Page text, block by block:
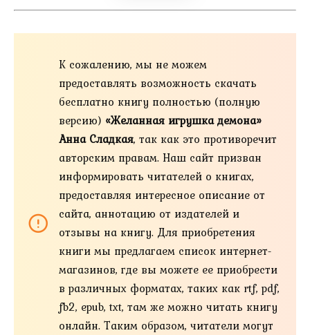
К сожалению, мы не можем
предоставлять возможность скачать
бесплатно книгу полностью (полную
версию) «Желанная игрушка демона»
Анна Сладкая, так как это противоречит
авторским правам. Наш сайт призван
информировать читателей о книгах,
предоставляя интересное описание от
сайта, аннотацию от издателей и
отзывы на книгу. Для приобретения
книги мы предлагаем список интернет-
магазинов, где вы можете ее приобрести
в различных форматах, таких как rtf, pdf,
fb2, epub, txt, там же можно читать книгу
онлайн. Таким образом, читатели могут